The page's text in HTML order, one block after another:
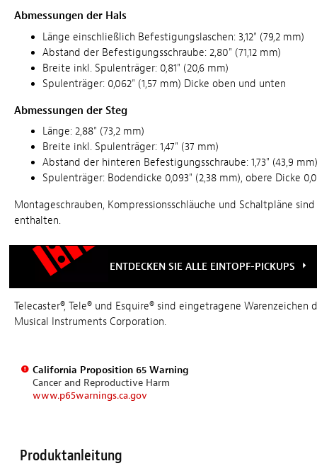
Abmessungen der Hals
Länge einschließlich Befestigungslaschen: 3,12" (79,2 mm)
Abstand der Befestigungsschraube: 2,80" (71,12 mm)
Breite inkl. Spulenträger: 0,81" (20,6 mm)
Spulenträger: 0,062" (1,57 mm) Dicke oben und unten
Abmessungen der Steg
Länge: 2,88" (73,2 mm)
Breite inkl. Spulenträger: 1,47" (37 mm)
Abstand der hinteren Befestigungsschraube: 1,73" (43,9 mm)
Spulenträger: Bodendicke 0,093" (2,38 mm), obere Dicke
Montageschrauben, Kompressionsschläuche und Schaltpläne
enthalten.
ENTDECKEN SIE ALLE EINTOPF-PICKUPS
Telecaster®, Tele® und Esquire® sind eingetragene Warenzeichen
Musical Instruments Corporation.
California Proposition 65 Warning
Cancer and Reproductive Harm
www.p65warnings.ca.gov
Produktanleitung